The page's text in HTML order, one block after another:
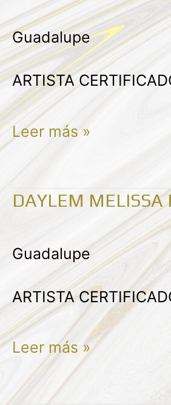
Guadalupe
ARTISTA
ALEJANDRA
GRANADOS
GUILLEN
Leer más »
DAYLEM MELISSA
Guadalupe
ARTISTA
DAYLEM
RIOS
MARTÍNEZ
Leer más »